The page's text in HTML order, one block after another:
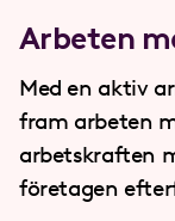
Arbeten
Med en aktiv
fram arbeten
arbetskraften
företagen